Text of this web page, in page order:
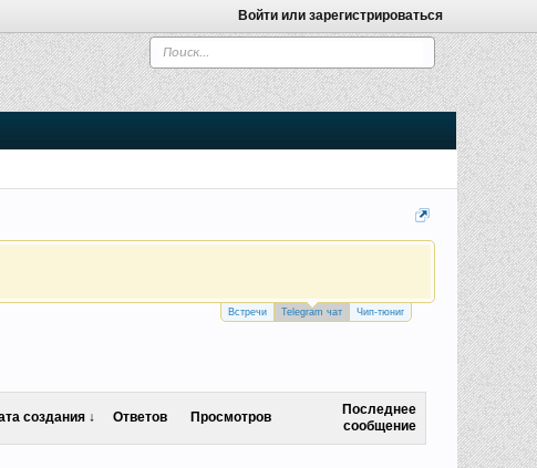
Войти или зарегистрироваться
Встречи Telegram чат Чип-тюниг
создания ↓ Ответов Просмотров
Последнее
сообщение